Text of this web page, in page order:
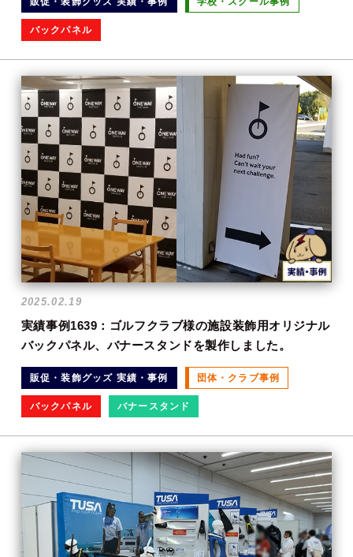
バックパネル
2025.02.19
実績事例1639：ゴルフクラブ様の施設装飾用オリジナル
バックパネル、バナースタンドを製作しました。
販促・装飾グッズ 実績・事例 団体・クラブ事例
バックパネル バナースタンド